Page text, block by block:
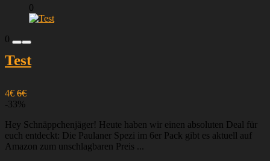
0
0
Test
4€ 6€
-33%
Hey Schnäppchenjäger! Heute haben wir einen absoluten Deal für
euch entdeckt: Die Paulaner Spezi im 6er Pack gibt es aktuell auf
Amazon zum unschlagbaren Preis ...